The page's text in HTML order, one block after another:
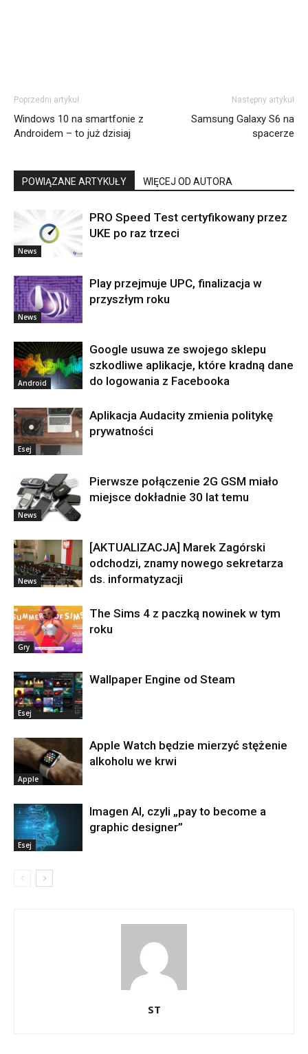
Poprzedni artykuł
Windows 10 na smartfonie z
Androidem – to już dzisiaj
Następny artykuł
Samsung Galaxy S6 na
spacerze
POWIĄZANE ARTYKUŁY WIĘCEJ OD AUTORA
News
PRO Speed Test certyfikowany przez
UKE po raz trzeci
News
Play przejmuje UPC, finalizacja w
przyszłym roku
Android
Google usuwa ze swojego sklepu
szkodliwe aplikacje, które kradną dane
do logowania z Facebooka
Esej
Aplikacja Audacity zmienia politykę
prywatności
News
Pierwsze połączenie 2G GSM miało
miejsce dokładnie 30 lat temu
News
[AKTUALIZACJA] Marek Zagórski
odchodzi, znamy nowego sekretarza
ds. informatyzacji
Gry
The Sims 4 z paczką nowinek w tym
roku
Esej
Wallpaper Engine od Steam
Apple
Apple Watch będzie mierzyć stężenie
alkoholu we krwi
Esej
Imagen AI, czyli „pay to become a
graphic designer”
ST